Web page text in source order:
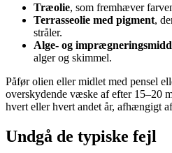
Træolie, som fremhæver
Terrasseolie med pigment,
stråler.
Alge- og
alger og skimmel.
Påfør olien eller midlet med pensel
overskydende væske af efter 15–20
hvert eller hvert andet år, afhængigt
Undgå de typiske fejl